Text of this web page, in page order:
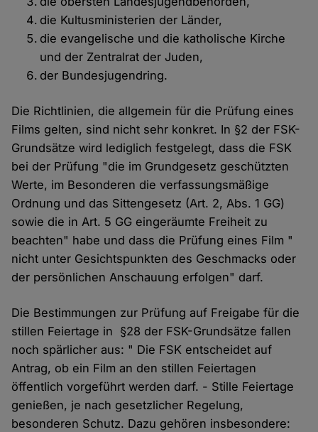
die Kultusministerien der Länder,
die evangelische und die katholische Kirche
und der Zentralrat der Juden,
der Bundesjugendring.
Die Richtlinien, die allgemein für die Prüfung eines
Films gelten, sind nicht sehr konkret. In §2 der FSK-
Grundsätze wird lediglich festgelegt, dass die FSK
bei der Prüfung "die im Grundgesetz geschützten
Werte, im Besonderen die verfassungsmäßige
Ordnung und das Sittengesetz (Art. 2, Abs. 1 GG)
sowie die in Art. 5 GG eingeräumte Freiheit zu
beachten" habe und dass die Prüfung eines Film "
nicht unter Gesichtspunkten des Geschmacks oder
der persönlichen Anschauung erfolgen" darf.
Die Bestimmungen zur Prüfung auf Freigabe für die
stillen Feiertage in §28 der FSK-Grundsätze fallen
noch spärlicher aus: " Die FSK entscheidet auf
Antrag, ob ein Film an den stillen Feiertagen
öffentlich vorgeführt werden darf. - Stille Feiertage
genießen, je nach gesetzlicher Regelung,
besonderen Schutz. Dazu gehören insbesondere: